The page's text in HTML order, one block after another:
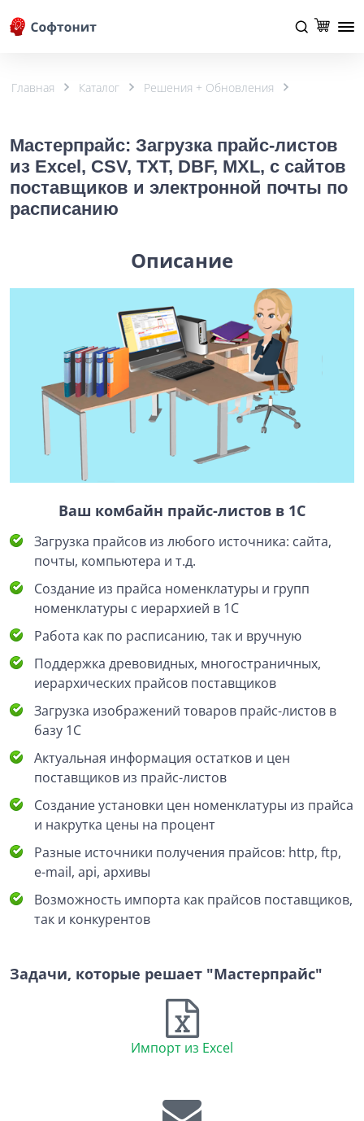
Главная Каталог Решения + Обновления
Мастерпрайс: Загрузка прайс-листов
из Excel, CSV, TXT, DBF, MXL, с сайтов
поставщиков и электронной почты по
расписанию
Описание
Ваш комбайн прайс-листов в 1С
Загрузка прайсов из любого источника: сайта,
почты, компьютера и т.д.
Создание из прайса номенклатуры и групп
номенклатуры с иерархией в 1С
Работа как по расписанию, так и вручную
Поддержка древовидных, многостраничных,
иерархических прайсов поставщиков
Загрузка изображений товаров прайс-листов в
базу 1С
Актуальная информация остатков и цен
поставщиков из прайс-листов
Создание установки цен номенклатуры из прайса
и накрутка цены на процент
Разные источники получения прайсов: http, ftp,
e-mail, api, архивы
Возможность импорта как прайсов поставщиков,
так и конкурентов
Задачи, которые решает "Мастерпрайс"
Импорт из Excel